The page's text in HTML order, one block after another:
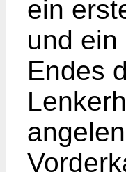
ein
und
Endes